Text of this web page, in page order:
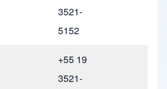
3521-
5152
+55 19
3521-